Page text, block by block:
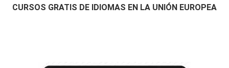
CURSOS GRATIS DE IDIOMAS EN LA UNIÓN EUROPEA